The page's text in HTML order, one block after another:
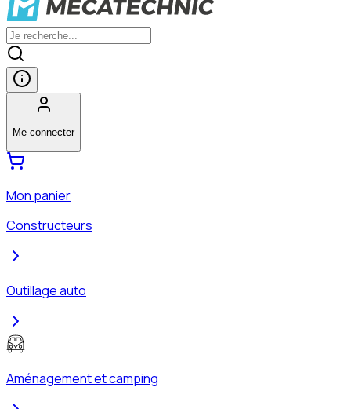
Me connecter
Mon panier
Constructeurs
Outillage auto
Aménagement et camping